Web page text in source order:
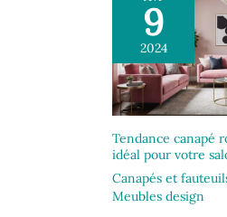
9
2024
Tendance canapé
idéal pour votre
Canapés et
Meubles design